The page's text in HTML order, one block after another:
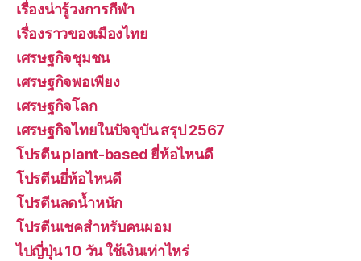
เรื่องน่ารู้วงการกีฬา
เรื่องราวของเมืองไทย
เศรษฐกิจชุมชน
เศรษฐกิจพอเพียง
เศรษฐกิจโลก
เศรษฐกิจไทยในปัจจุบัน สรุป 2567
โปรตีน plant-based ยี่ห้อไหนดี
โปรตีนยี่ห้อไหนดี
โปรตีนลดน้ำหนัก
โปรตีนเชคสำหรับคนผอม
ไปญี่ปุ่น 10 วัน ใช้เงินเท่าไหร่